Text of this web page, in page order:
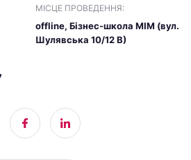
МІСЦЕ ПРОВЕДЕННЯ:
offline, Бізнес-школа МІМ (вул.
Шулявська 10/12 В)